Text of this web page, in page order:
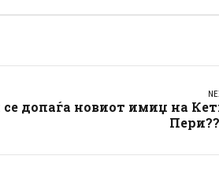
се допаѓа новиот имиџ на